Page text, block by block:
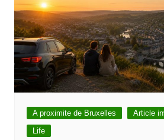
A proximite de Bruxelles Article
Life